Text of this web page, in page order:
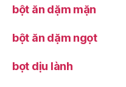
bột ăn dặm mặn
bột ăn dặm ngọt
bọt dịu lành